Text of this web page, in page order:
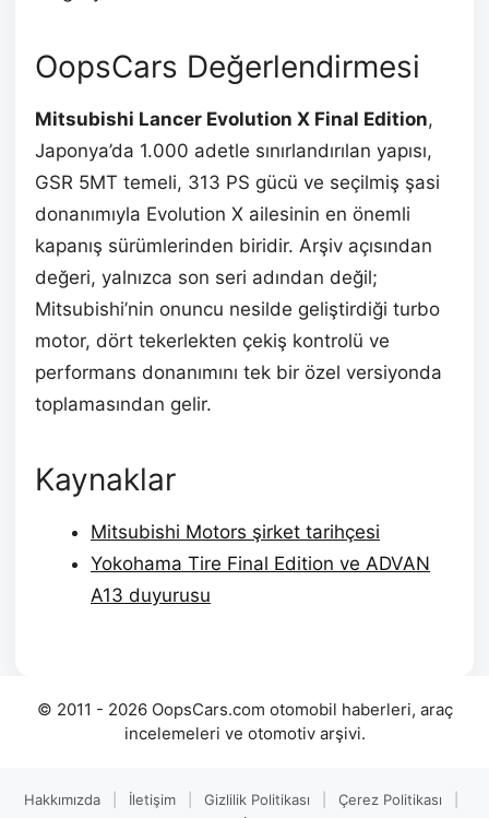
OopsCars Değerlendirmesi
Mitsubishi Lancer Evolution X Final Edition,
Japonya’da 1.000 adetle sınırlandırılan yapısı,
GSR 5MT temeli, 313 PS gücü ve seçilmiş şasi
donanımıyla Evolution X ailesinin en önemli
kapanış sürümlerinden biridir. Arşiv açısından
değeri, yalnızca son seri adından değil;
Mitsubishi’nin onuncu nesilde geliştirdiği turbo
motor, dört tekerlekten çekiş kontrolü ve
performans donanımını tek bir özel versiyonda
toplamasından gelir.
Kaynaklar
Mitsubishi Motors şirket tarihçesi
Yokohama Tire Final Edition ve ADVAN
A13 duyurusu
© 2011 - 2026 OopsCars.com otomobil haberleri, araç
incelemeleri ve otomotiv arşivi.
Hakkımızda İletişim Gizlilik Politikası Çerez Politikası